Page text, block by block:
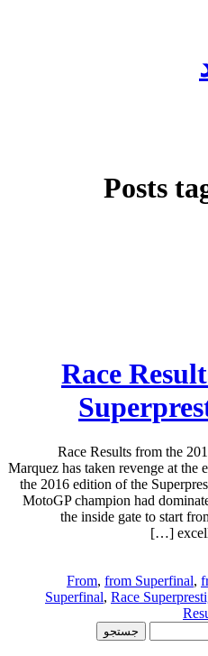
Posts
Race
Race Results from the
Marquez has taken revenge at the
the 2016 edition of the
MotoGP champion had
the inside gate to start
From, from Superfinal,
Superfinal, Race